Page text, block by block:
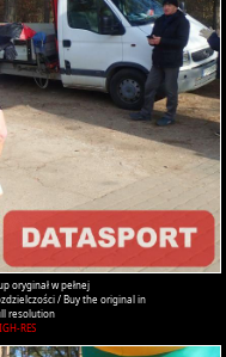
oryginał w pełnej
/ Buy the original in
resolution
RES